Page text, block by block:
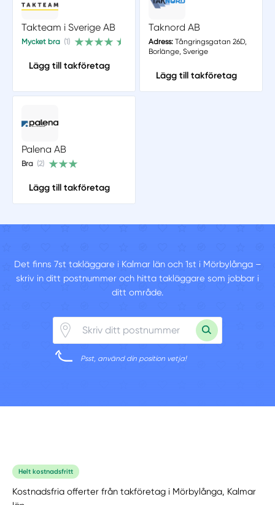
Takteam i Sverige AB
Mycket bra (1)
Lägg till takföretag
Taknord AB
Adress:Tångringsgatan 26D,
Borlänge, Sverige
Lägg till takföretag
Palena AB
Bra (2)
Lägg till takföretag
Det finns 7st takläggare i Kalmar län och 1st i Mörbylånga –
skriv in ditt postnummer och hitta takläggare som jobbar i
ditt område.
Psst, använd din position vetja!
Helt kostnadsfritt
Kostnadsfria offerter från takföretag i Mörbylånga, Kalmar